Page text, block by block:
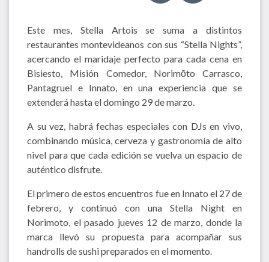
Este mes, Stella Artois se suma a distintos
restaurantes montevideanos con sus “Stella Nights”,
acercando el maridaje perfecto para cada cena en
Bisiesto, Misión Comedor, Norimōto Carrasco,
Pantagruel e Innato, en una experiencia que se
extenderá hasta el domingo 29 de marzo.
A su vez, habrá fechas especiales con DJs en vivo,
combinando música, cerveza y gastronomía de alto
nivel para que cada edición se vuelva un espacio de
auténtico disfrute.
El primero de estos encuentros fue en Innato el 27 de
febrero, y continuó con una Stella Night en
Norimoto, el pasado jueves 12 de marzo, donde la
marca llevó su propuesta para acompañar sus
handrolls de sushi preparados en el momento.